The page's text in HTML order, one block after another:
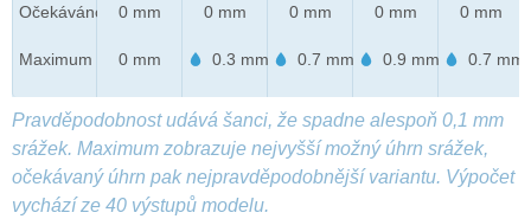
Očekáváno
Maximum
0 mm
0 mm
0 mm
0.3 mm
0 mm
0.7 mm
0 mm
0.9 mm
0 mm
0.7 mm
Pravděpodobnost udává šanci, že spadne alespoň 0,1 mm
srážek. Maximum zobrazuje nejvyšší možný úhrn srážek,
očekávaný úhrn pak nejpravděpodobnější variantu. Výpočet
vychází ze 40 výstupů modelu.